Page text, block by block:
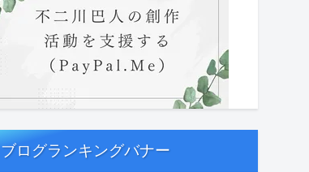
ブログランキングバナー